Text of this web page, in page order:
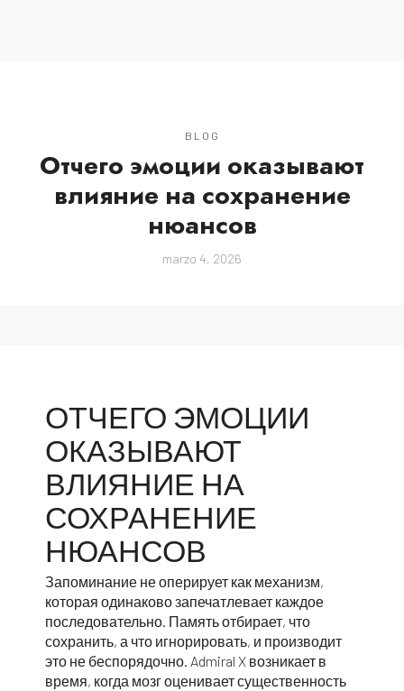
BLOG
Отчего эмоции оказывают
влияние на сохранение
нюансов
marzo 4, 2026
ОТЧЕГО ЭМОЦИИ
ОКАЗЫВАЮТ
ВЛИЯНИЕ НА
СОХРАНЕНИЕ
НЮАНСОВ
Запоминание не оперирует как механизм,
которая одинаково запечатлевает каждое
последовательно. Память отбирает, что
сохранить, а что игнорировать, и производит
это не беспорядочно. Admiral X возникает в
время, когда мозг оценивает существенность